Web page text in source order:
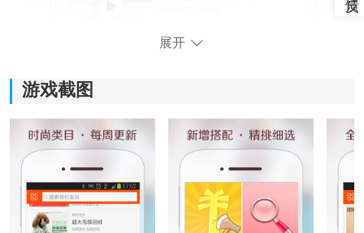
《美丽特价》功能指南：
展开
游戏截图